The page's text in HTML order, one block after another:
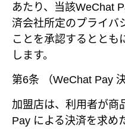
あたり、当該WeChat
済会社所定のプライバ
ことを承認するととも
します。
第6条 （WeChat Pay
加盟店は、利用者が商
Pay による決済を求め